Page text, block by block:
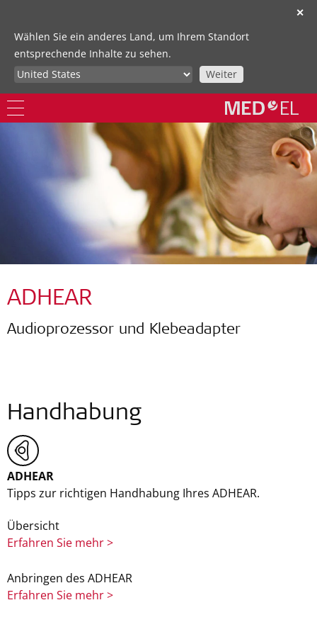
✕
Wählen Sie ein anderes Land, um Ihrem Standort
entsprechende Inhalte zu sehen.
Weiter
ADHEAR
Audioprozessor und Klebeadapter
Handhabung
ADHEAR
Tipps zur richtigen Handhabung Ihres ADHEAR.
Übersicht
Erfahren Sie mehr >
Anbringen des ADHEAR
Erfahren Sie mehr >